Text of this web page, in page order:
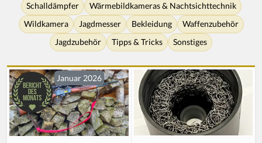
Schalldämpfer
Wärmebildkameras & Nachtsichttechnik
Wildkamera
Jagdmesser Bekleidung
Waffenzubehör
Jagdzubehör
Tipps & Tricks Sonstiges
Januar 2026